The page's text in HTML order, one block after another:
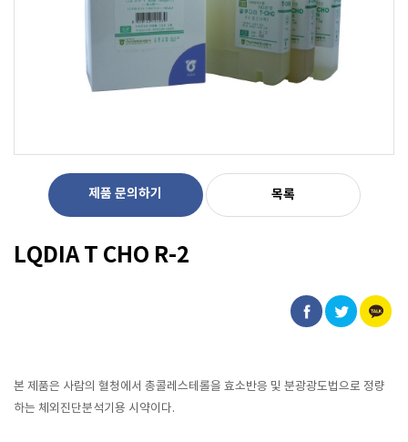
제품 문의하기 목록
LQDIA T CHO R-2
본 제품은 사람의 혈청에서 총콜레스테롤을 효소반응 및 분광광도법으로 정량
하는 체외진단분석기용 시약이다.